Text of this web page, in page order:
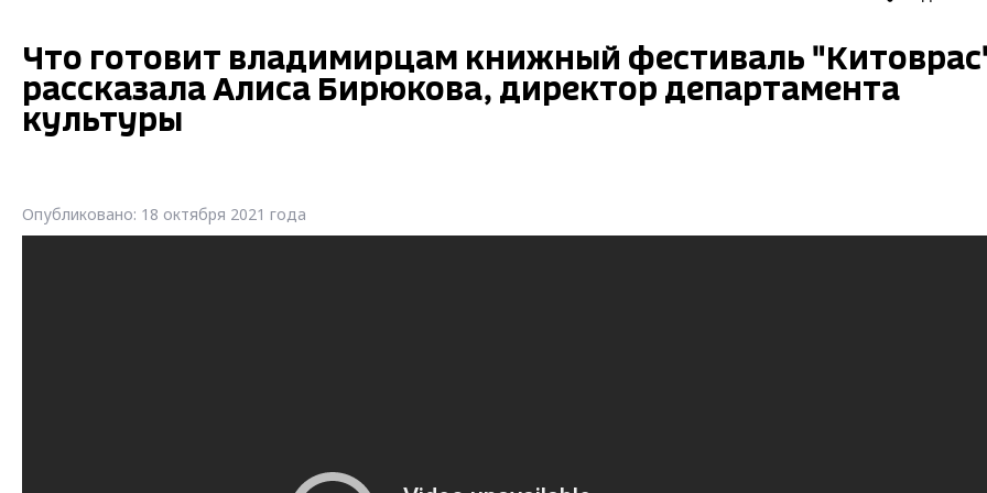
Что готовит владимирцам книжный фестиваль
рассказала Алиса Бирюкова, директор департамента
культуры
Опубликовано: 18 октября 2021 года